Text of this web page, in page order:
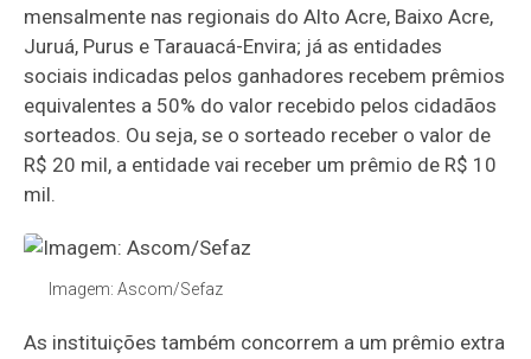
mensalmente nas regionais do Alto Acre, Baixo Acre,
Juruá, Purus e Tarauacá-Envira; já as entidades
sociais indicadas pelos ganhadores recebem prêmios
equivalentes a 50% do valor recebido pelos cidadãos
sorteados. Ou seja, se o sorteado receber o valor de
R$ 20 mil, a entidade vai receber um prêmio de R$ 10
mil.
Imagem: Ascom/Sefaz
As instituições também concorrem a um prêmio extra